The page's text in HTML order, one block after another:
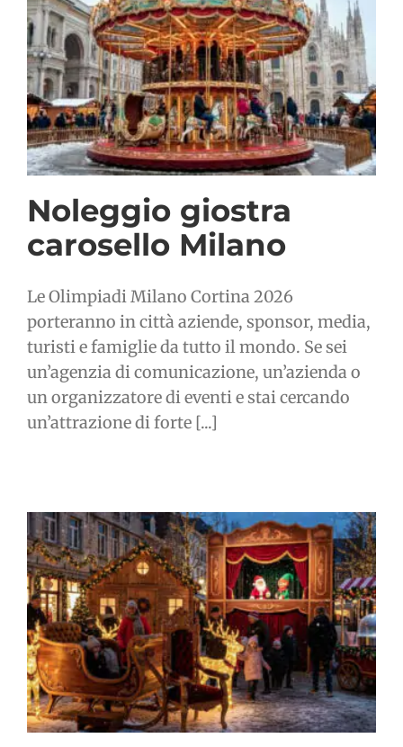
Noleggio giostra
carosello Milano
Le Olimpiadi Milano Cortina 2026
porteranno in città aziende, sponsor, media,
turisti e famiglie da tutto il mondo. Se sei
un’agenzia di comunicazione, un’azienda o
un organizzatore di eventi e stai cercando
un’attrazione di forte [...]